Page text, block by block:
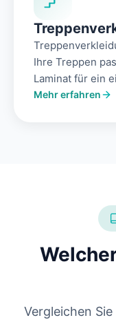
Ihre Treppen
Laminat für ein
Mehr erfahren
Vergleichen